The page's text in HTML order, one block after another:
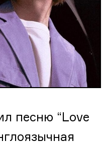
песню “Love